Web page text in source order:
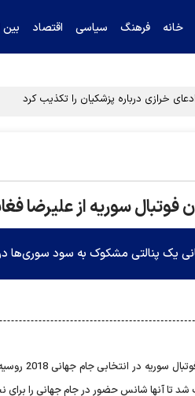
خانه فرهنگ سیاسی اقتصاد بین
خرازی درباره پزشکیان را تکذیب کرد
فوتبال سوریه از علیرضا
یک پنالتی مشکوک به سود سوری‌ها در
تیم‌
شد تا آنها شانس حضور در جام جهانی را